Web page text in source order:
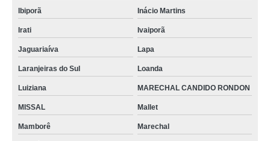
Ibiporã Inácio Martins
Irati Ivaiporã
Jaguariaíva Lapa
Laranjeiras do Sul Loanda
Luiziana MARECHAL CANDIDO RONDON
MISSAL Mallet
Mamborê Marechal